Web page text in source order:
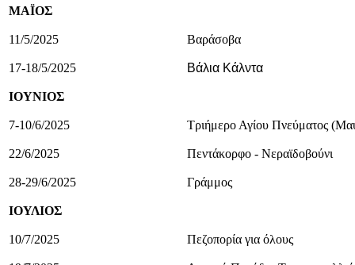
ΜΑΪΟΣ
11/5/2025 Βαράσοβα
17-18/5/2025 Βάλια Κάλντα
ΙΟΥΝΙΟΣ
7-10/6/2025 Τριήμερο Αγίου Πνεύματος
22/6/2025 Πεντάκορφο - Νεραϊδοβούνι
28-29/6/2025 Γράμμος
ΙΟΥΛΙΟΣ
10/7/2025 Πεζοπορία για όλους